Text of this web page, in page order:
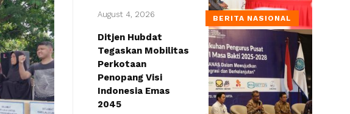
BERITA NASIONAL
August 4, 2026
Ditjen Hubdat
Tegaskan Mobilitas
Perkotaan
Penopang Visi
Indonesia Emas
2045